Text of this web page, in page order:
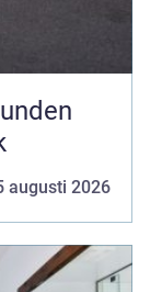
augusti 2026